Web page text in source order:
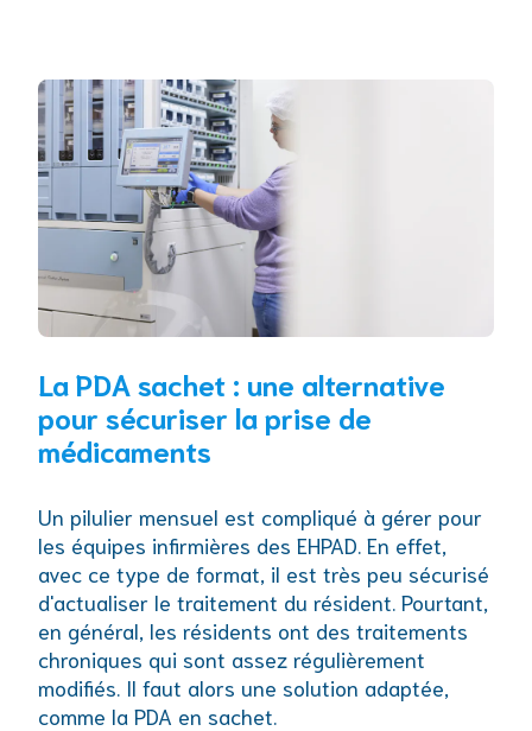
La PDA sachet : une alternative
pour sécuriser la prise de
médicaments
Un pilulier mensuel est compliqué à gérer pour
les équipes infirmières des EHPAD. En effet,
avec ce type de format, il est très peu sécurisé
d'actualiser le traitement du résident. Pourtant,
en général, les résidents ont des traitements
chroniques qui sont assez régulièrement
modifiés. Il faut alors une solution adaptée,
comme la PDA en sachet.